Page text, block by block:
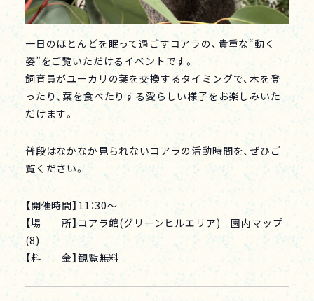
一日のほとんどを眠って過ごすコアラの、貴重な“動く
姿”をご覧いただけるイベントです。
飼育員がユーカリの葉を交換するタイミングで、木を登
ったり、葉を食べたりする愛らしい様子をお楽しみいた
だけます。
普段はなかなか見られないコアラの活動時間を、ぜひご
覧ください。
【開催時間】11：30～
【場 所】コアラ館(グリーンヒルエリア) 園内マップ
(8)
【料 金】観覧無料